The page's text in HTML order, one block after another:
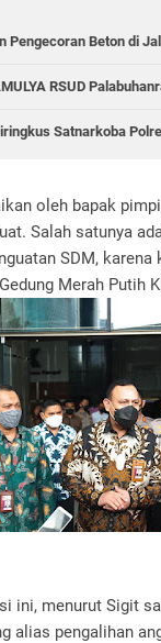
Pengecoran Beton di
RSUD
Satnarkoba
oleh bapak
Salah satunya
SDM,
Merah Putih
ini, menurut Sigit
alias pengalihan